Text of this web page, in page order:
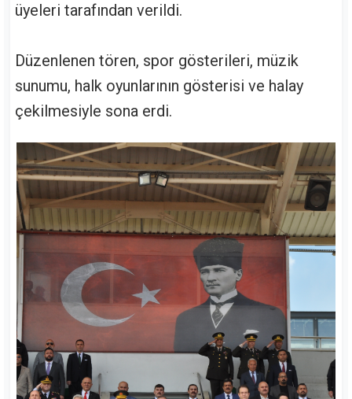
üyeleri tarafından verildi.
Düzenlenen tören, spor gösterileri, müzik
sunumu, halk oyunlarının gösterisi ve halay
çekilmesiyle sona erdi.